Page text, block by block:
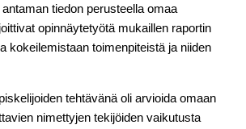
tiedon perusteella omaa
opinnäytetyötä mukaillen raportin
kokeilemistaan toimenpiteistä ja niiden
tehtävänä oli arvioida omaan
nimettyjen tekijöiden vaikutusta